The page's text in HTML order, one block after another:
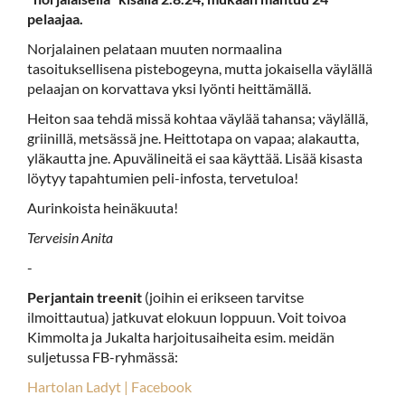
pelaajaa.
Norjalainen pelataan muuten normaalina
tasoituksellisena pistebogeyna, mutta jokaisella väylällä
pelaajan on korvattava yksi lyönti heittämällä.
Heiton saa tehdä missä kohtaa väylää tahansa; väylällä,
griinillä, metsässä jne. Heittotapa on vapaa; alakautta,
yläkautta jne. Apuvälineitä ei saa käyttää. Lisää kisasta
löytyy tapahtumien peli-infosta, tervetuloa!
Aurinkoista heinäkuuta!
Terveisin Anita
-
​​​​​​​Perjantain treenit (joihin ei erikseen tarvitse
ilmoittautua) jatkuvat elokuun loppuun. Voit toivoa
Kimmolta ja Jukalta harjoitusaiheita esim. meidän
suljetussa FB-ryhmässä:
Hartolan Ladyt | Facebook